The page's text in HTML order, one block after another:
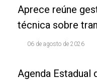
Aprece reúne
técnica sobre
06 de agosto de 2026
Agenda Estadual